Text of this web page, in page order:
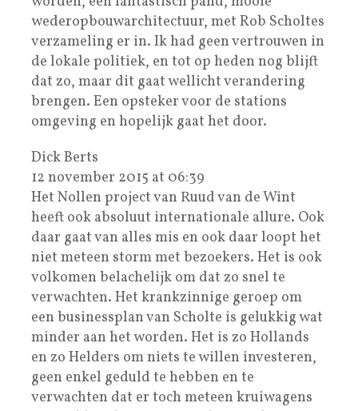
wederopbouwarchitectuur, met Rob Scholtes
verzameling er in. Ik had geen vertrouwen in
de lokale politiek, en tot op heden nog blijft
dat zo, maar dit gaat wellicht verandering
brengen. Een opsteker voor de stations
omgeving en hopelijk gaat het door.
Dick Berts
12 november 2015 at 06:39
Het Nollen project van Ruud van de Wint
heeft ook absoluut internationale allure. Ook
daar gaat van alles mis en ook daar loopt het
niet meteen storm met bezoekers. Het is ook
volkomen belachelijk om dat zo snel te
verwachten. Het krankzinnige geroep om
een businessplan van Scholte is gelukkig wat
minder aan het worden. Het is zo Hollands
en zo Helders om niets te willen investeren,
geen enkel geduld te hebben en te
verwachten dat er toch meteen kruiwagens